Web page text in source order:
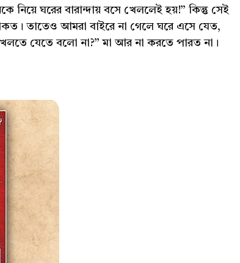
নিয়ে ঘরের বারান্দায় বসে খেললেই হয়!” কিন্তু সেই
তাতেও আমরা বাইরে না গেলে ঘরে এসে যেত,
যেতে বলো না?” মা আর না করতে পারত না।